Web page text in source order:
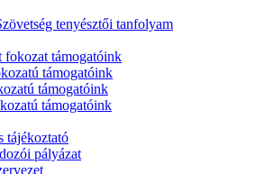
tenyésztői tanfolyam
fokozat támogatóink
támogatóink
támogatóink
támogatóink
tájékoztató
pályázat